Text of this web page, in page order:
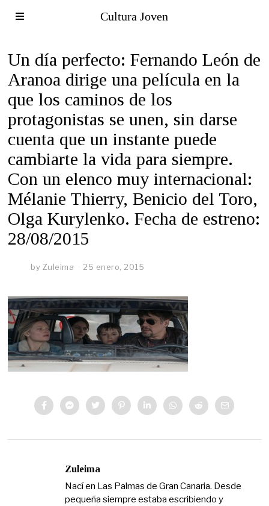
Cultura Joven
Un día perfecto: Fernando León de
Aranoa dirige una película en la
que los caminos de los
protagonistas se unen, sin darse
cuenta que un instante puede
cambiarte la vida para siempre.
Con un elenco muy internacional:
Mélanie Thierry, Benicio del Toro,
Olga Kurylenko. Fecha de estreno:
28/08/2015
by Zuleima 25 enero, 2015
Zuleima
Nací en Las Palmas de Gran Canaria. Desde
pequeña siempre estaba escribiendo y